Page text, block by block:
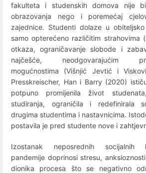
fakulteta i studenskih domova nije
obrazovanja nego i poremećaj
zajednice. Studenti dolaze u
samo opterećeno različitim strahovima
otkaza, ograničavanje slobode i
najčešće, neodgovarajućim
mogućnostima (Višnjić Jevtić i
Presskreischer, Han i Barry (2020)
potpuno promijenila život
studiranja, ograničila i redefinirala
drugima studentima i nastavnicima.
postavila je pred studente nove i
Izostanak neposrednih socijalnih
pandemije doprinosi stresu,
dionika procesa što se negativno